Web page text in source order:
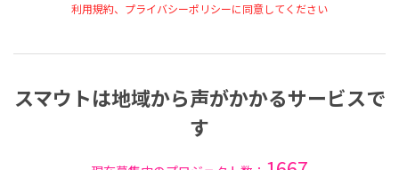
利用規約、プライバシーポリシーに同意してください
スマウトは地域から声がかかるサービスで
す